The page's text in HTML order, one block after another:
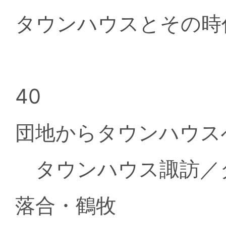
タウンハウスとその
40
団地からタウンハウ
タウンハウス諏訪／
落合・鶴牧